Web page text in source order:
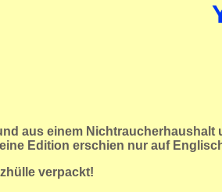
aus einem Nichtraucherhaushalt
Edition erschien nur auf
verpackt!